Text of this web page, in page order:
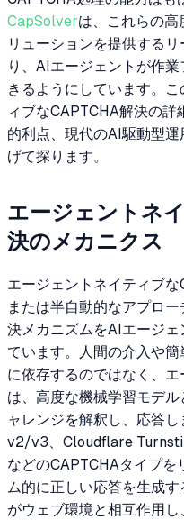
CapSolverは、これらの高
リューションを提供する
り、AIエージェントが作
きるようにしています。
ィブなCAPTCHA解決の
的利点、現代のAI駆動型
げて探ります。
エージェントネ
決のメカニクス
エージェントネイティブ
または半自動的なアプロ
決メカニズムをAIエージ
ています。人間の介入や
に依存するのではなく、
は、高度な機械学習モデ
ャレンジを解釈し、応答
v2/v3、Cloudflare
などのCAPTCHAタイプを
ム的に正しい応答を生成
がウェブ環境と相互作用